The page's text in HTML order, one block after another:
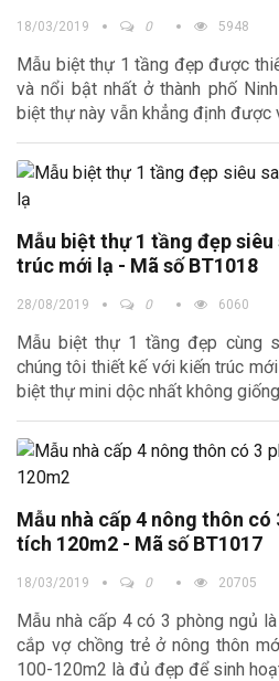
18/03/2019 0 5948
Mẫu biệt thự 1 tầng đẹp được
và nổi bật nhất ở thành phố
biệt thự này vẫn khẳng định được
Mẫu biệt thự 1 tầng đẹp
trúc mới lạ - Mã số BT1018
28/08/2019 0 6060
Mẫu biệt thự 1 tầng đẹp cùng
chúng tôi thiết kế với kiến trúc
biệt thự mini dộc nhất không
Mẫu nhà cấp 4 nông thôn có
tích 120m2 - Mã số BT1017
18/03/2019 0 20705
Mẫu nhà cấp 4 có 3 phòng ngủ
cắp vợ chồng trẻ ở nông thôn
100-120m2 là đủ đẹp để sinh